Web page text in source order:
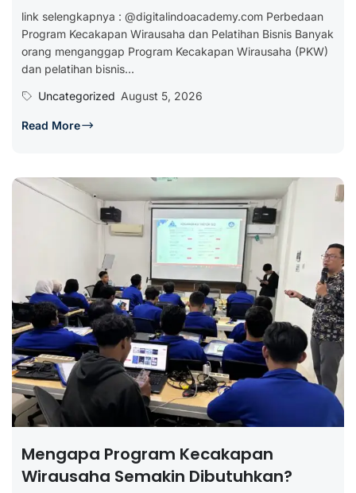
link selengkapnya : @digitalindoacademy.com Perbedaan
Program Kecakapan Wirausaha dan Pelatihan Bisnis Banyak
orang menganggap Program Kecakapan Wirausaha (PKW)
dan pelatihan bisnis...
Uncategorized August 5, 2026
Read More
Mengapa Program Kecakapan
Wirausaha Semakin Dibutuhkan?